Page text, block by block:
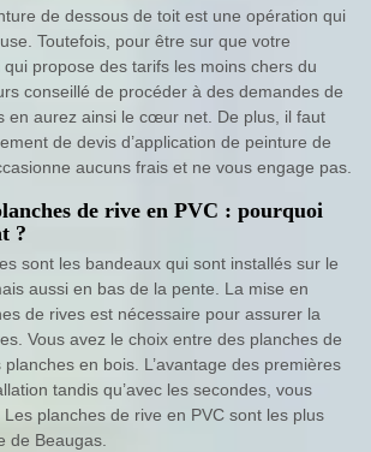
de dessous de toit est une opération qui
Toutefois, pour être sur que votre
propose des tarifs les moins chers du
conseillé de procéder à des demandes de
en aurez ainsi le cœur net. De plus, il faut
de devis d’application de peinture de
aucuns frais et ne vous engage pas.
de rive en PVC : pourquoi
?
sont les bandeaux qui sont installés sur le
aussi en bas de la pente. La mise en
de rives est nécessaire pour assurer la
Vous avez le choix entre des planches de
en bois. L’avantage des premières
tandis qu’avec les secondes, vous
planches de rive en PVC sont les plus
de Beaugas.